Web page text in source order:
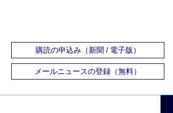
購読の申込み（新聞 / 電子版）
メールニュースの登録（無料）